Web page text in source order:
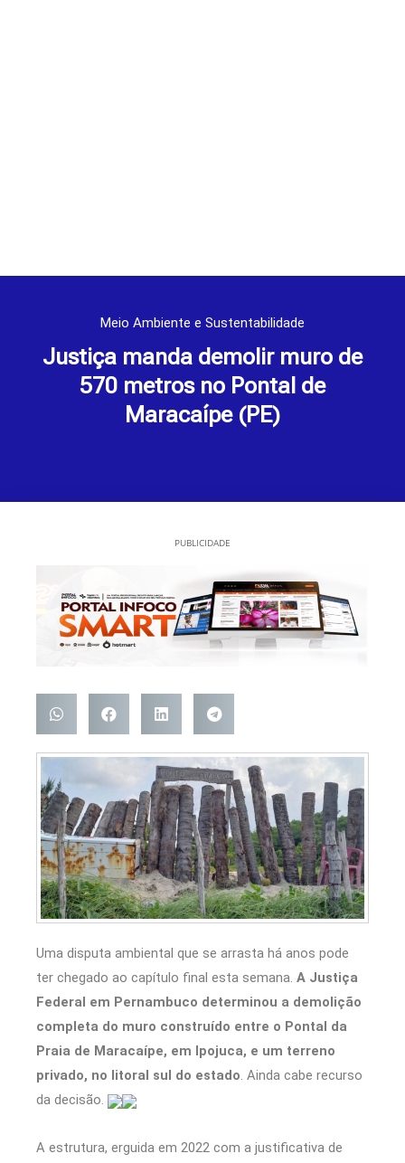
Meio Ambiente e Sustentabilidade
Justiça manda demolir muro de
570 metros no Pontal de
Maracaípe (PE)
PUBLICIDADE
Uma disputa ambiental que se arrasta há anos pode
ter chegado ao capítulo final esta semana. A Justiça
Federal em Pernambuco determinou a demolição
completa do muro construído entre o Pontal da
Praia de Maracaípe, em Ipojuca, e um terreno
privado, no litoral sul do estado. Ainda cabe recurso
da decisão.
A estrutura, erguida em 2022 com a justificativa de